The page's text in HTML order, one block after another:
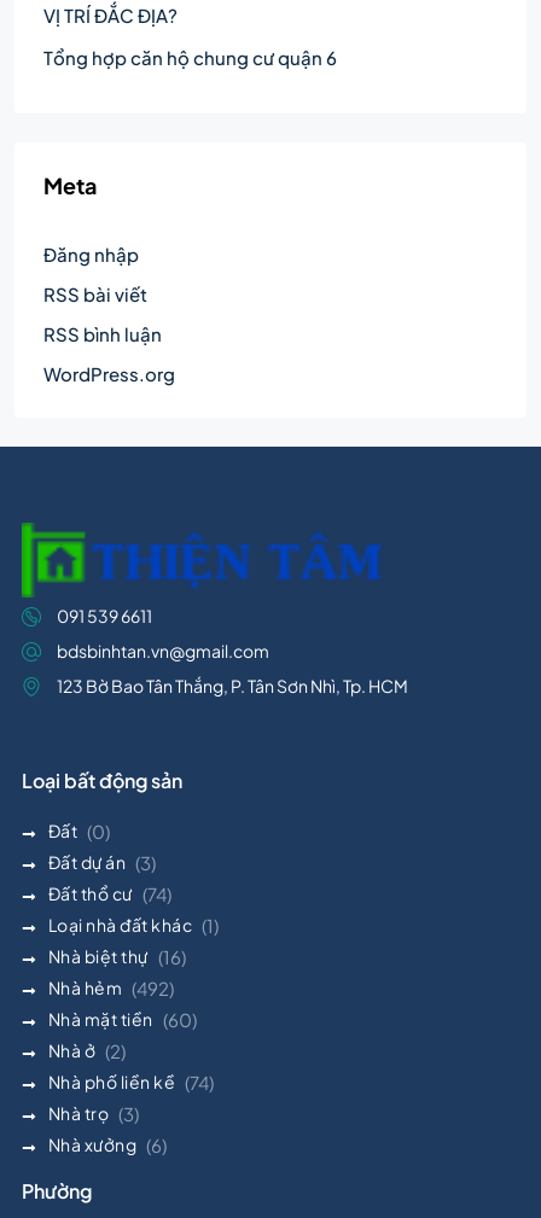
VỊ TRÍ ĐẮC ĐỊA?
Tổng hợp căn hộ chung cư quận 6
Meta
Đăng nhập
RSS bài viết
RSS bình luận
WordPress.org
091 539 6611
bdsbinhtan.vn@gmail.com
123 Bờ Bao Tân Thắng, P. Tân Sơn Nhì, Tp. HCM
Loại bất động sản
Đất (0)
Đất dự án (3)
Đất thổ cư (74)
Loại nhà đất khác (1)
Nhà biệt thự (16)
Nhà hẻm (492)
Nhà mặt tiền (60)
Nhà ở (2)
Nhà phố liền kề (74)
Nhà trọ (3)
Nhà xưởng (6)
Phường